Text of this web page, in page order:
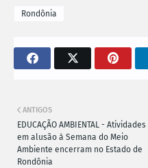
Rondônia
ANTIGOS
EDUCAÇÃO AMBIENTAL - Atividades
em alusão à Semana do Meio
Ambiente encerram no Estado de
Rondônia